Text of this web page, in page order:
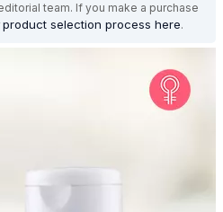
team. If you make a purchase
product selection process here.